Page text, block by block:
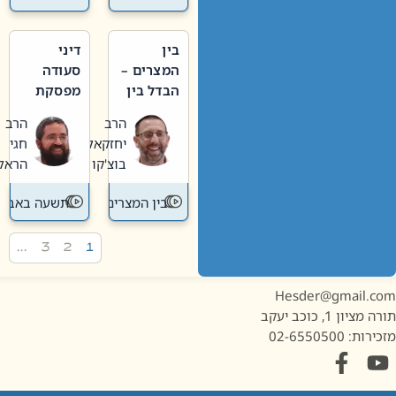
בין
המצרים –
הבדל בין
חדשה
לישנה
הרב
יחזקאל
בוצ'קו
בין המצרים
דיני
סעודה
מפסקת
תשעה
באב
הרב
חגי
הראל
תשעה באב
1, כוכב יעקב
02-6550500